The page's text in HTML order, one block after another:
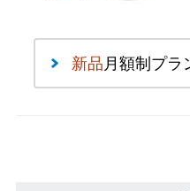
新品 月額制プラ